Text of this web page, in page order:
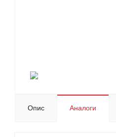
Опис Аналоги